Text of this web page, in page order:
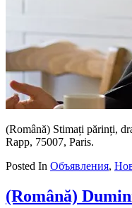
(Română) Stimați părinți,
Rapp, 75007, Paris.
Posted In Объявления,
(Română)